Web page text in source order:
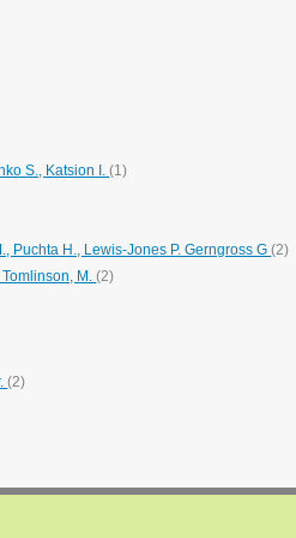
S., Katsion I.(1)
Puchta H., Lewis-Jones P. Gerngross G(2)
Tomlinson, M.(2)
(2)